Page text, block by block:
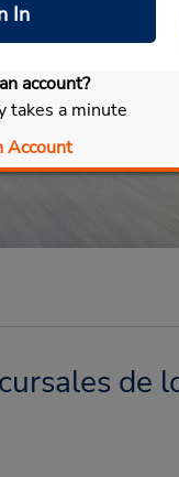
ma voiture
In
account?
takes a minute
Account
de